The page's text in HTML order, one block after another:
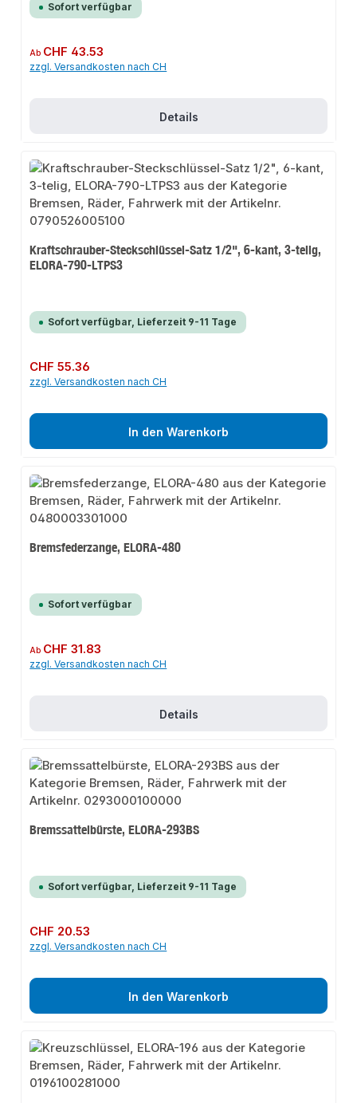
Sofort verfügbar
Regulärer Preis:
Ab CHF 43.53
zzgl. Versandkosten nach CH
Details
Kraftschrauber-Steckschlüssel-Satz 1/2", 6-kant, 3-telig,
ELORA-790-LTPS3
Sofort verfügbar, Lieferzeit 9-11 Tage
Regulärer Preis:
CHF 55.36
zzgl. Versandkosten nach CH
In den Warenkorb
Bremsfederzange, ELORA-480
Sofort verfügbar
Regulärer Preis:
Ab CHF 31.83
zzgl. Versandkosten nach CH
Details
Bremssattelbürste, ELORA-293BS
Sofort verfügbar, Lieferzeit 9-11 Tage
Regulärer Preis:
CHF 20.53
zzgl. Versandkosten nach CH
In den Warenkorb